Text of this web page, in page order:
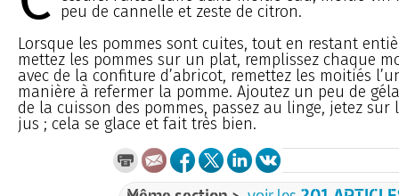
peu de cannelle et zeste de citron.
Lorsque les pommes sont cuites, tout en restant
mettez les pommes sur un plat, remplissez chaque
avec de la confiture d’abricot, remettez les moitiés
manière à refermer la pomme. Ajoutez un peu de
de la cuisson des pommes, passez au linge, jetez sur
jus ; cela se glace et fait très bien.